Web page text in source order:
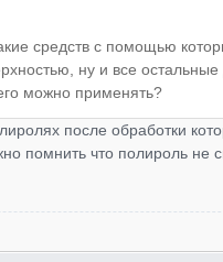
средств с помощью
ну и все
можно применять?
после обработки
помнить что полироль не